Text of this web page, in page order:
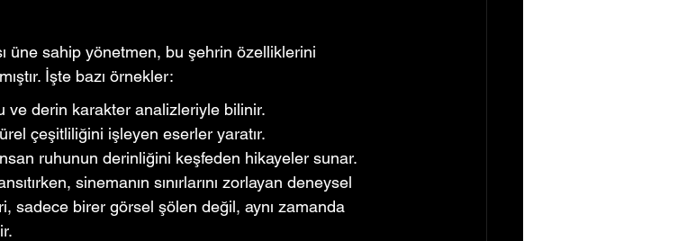
üne sahip yönetmen, bu şehrin özelliklerini
İşte bazı örnekler:
ve derin karakter analizleriyle bilinir.
çeşitliliğini işleyen eserler yaratır.
ruhunun derinliğini keşfeden hikayeler sunar.
sinemanın sınırlarını zorlayan deneysel
sadece birer görsel şölen değil, aynı zamanda